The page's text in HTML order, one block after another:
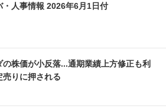
・人事情報 2026年6月1日付
の株価が小反落...通期業績上方修正も利
売りに押される